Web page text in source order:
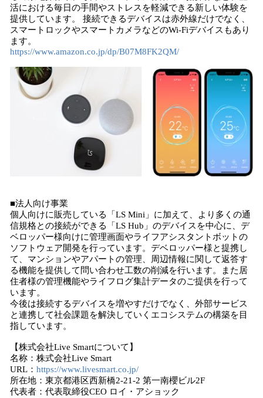
活における毎日の手間やストレスを軽減できる新しい体験を
提供しています。 接続できるデバイスは赤外線だけでなく、
スマートロックやスマートカメラなどのWi-Fiデバイスもあり
ます。
https://www.amazon.co.jp/dp/B07M8FK2QM/
■法人向け事業
個人向けに販売している「LS Mini」に加えて、より多くの通
信規格との接続ができる「LS Hub」のデバイスを中心に、デ
ベロッパー様向けに管理画面やライフアシスタントボットの
ソフトウェア開発を行っています。デベロッパー様と提携し
て、マンションやアパートの管理、周辺情報に関して返答す
る機能を提供して問い合わせ工数の削減を行います。また居
住者様の管理機能やライフログ集計データのご提供を行って
います。
今後は接続するデバイスを増やすだけでなく、外部サービス
と連携して社会課題を解決していくエコシステムの構築を目
指しています。
【株式会社Live Smartについて】
名称：株式会社Live Smart
URL： https://www.livesmart.co.jp/
所在地：東京都港区西新橋2-21-2 第一南櫻ビル2F
代表者：代表取締役CEO ロイ・アショック